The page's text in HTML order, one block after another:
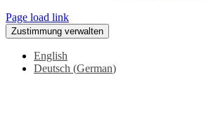
Page load link
Zustimmung verwalten
English
Deutsch (German)